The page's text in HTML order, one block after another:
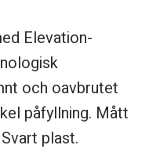
Elevation-
och oavbrutet
påfyllning. Mått
plast.